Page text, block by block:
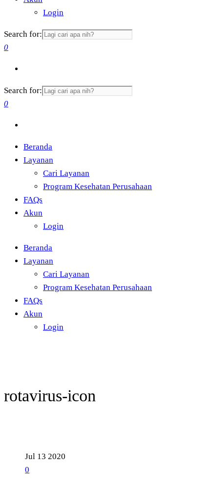
Login
Search for:
0
Search for:
0
Beranda
Layanan
Cari Layanan
Program Kesehatan Perusahaan
FAQs
Akun
Login
Beranda
Layanan
Cari Layanan
Program Kesehatan Perusahaan
FAQs
Akun
Login
rotavirus-icon
Jul 13 2020
0